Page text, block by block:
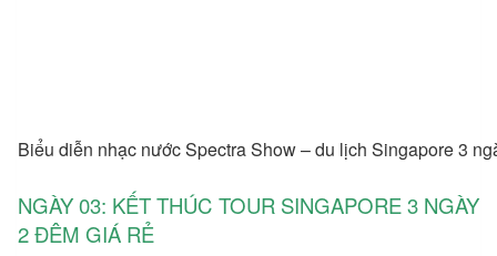
Biểu diễn nhạc nước Spectra Show – du lịch Singapore 3
NGÀY 03: KẾT THÚC TOUR SINGAPORE 3 NGÀY
2 ĐÊM GIÁ RẺ